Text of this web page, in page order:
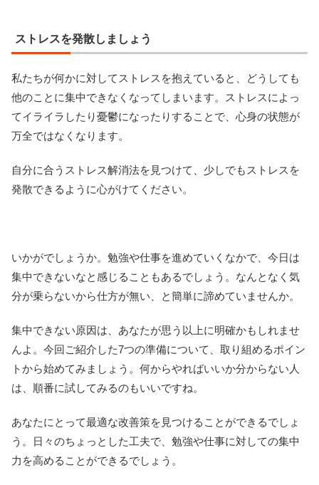
ストレスを発散しましょう
私たちが何かに対してストレスを抱えていると、どうしても
他のことに集中できなくなってしまいます。ストレスによっ
てイライラしたり憂鬱になったりすることで、心身の状態が
万全ではなくなります。
自分に合うストレス解消法を見つけて、少しでもストレスを
発散できるように心がけてください。
いかがでしょうか。勉強や仕事を進めていくなかで、今日は
集中できないなと感じることもあるでしょう。なんとなく気
分が乗らないから仕方が無い、と簡単に諦めていませんか。
集中できない原因は、あなたが思う以上に明確かもしれませ
んよ。今回ご紹介した7つの準備について、取り組めるポイン
トから始めてみましょう。何からやればいいか分からない人
は、順番に試してみるのもいいですね。
あなたにとって最適な改善策を見つけることができるでしょ
う。日々のちょっとした工夫で、勉強や仕事に対しての集中
力を高めることができるでしょう。